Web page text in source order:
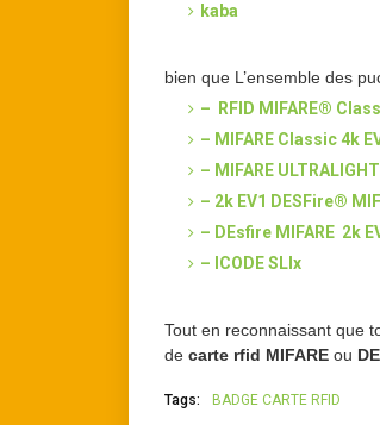
kaba
bien que L’ensemble des
– RFID MIFARE®
– MIFARE Classic 4k
– MIFARE
– 2k EV1 DESFire®
– DEsfire MIFARE 2k
– ICODE SLIx
Tout en reconnaissant que
de carte rfid MIFARE ou
Tags: BADGE CARTE RFID